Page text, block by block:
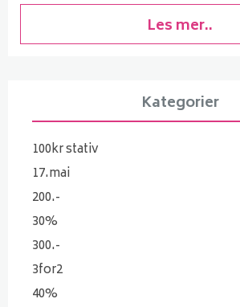
Les mer..
Kategorier
100kr stativ
17.mai
200.-
30%
300.-
3for2
40%